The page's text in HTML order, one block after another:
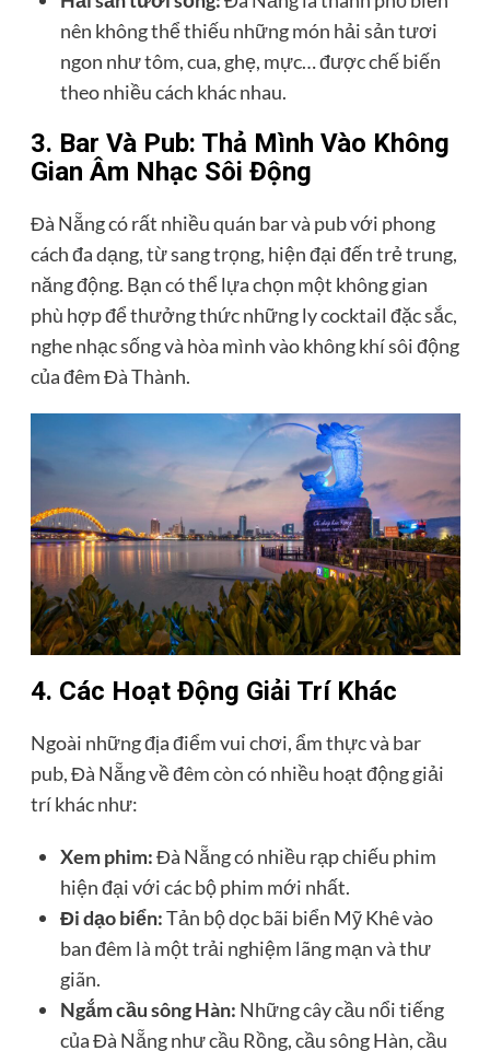
nên không thể thiếu những món hải sản tươi
ngon như tôm, cua, ghẹ, mực… được chế biến
theo nhiều cách khác nhau.
3. Bar Và Pub: Thả Mình Vào Không
Gian Âm Nhạc Sôi Động
Đà Nẵng có rất nhiều quán bar và pub với phong
cách đa dạng, từ sang trọng, hiện đại đến trẻ trung,
năng động. Bạn có thể lựa chọn một không gian
phù hợp để thưởng thức những ly cocktail đặc sắc,
nghe nhạc sống và hòa mình vào không khí sôi động
của đêm Đà Thành.
4. Các Hoạt Động Giải Trí Khác
Ngoài những địa điểm vui chơi, ẩm thực và bar
pub, Đà Nẵng về đêm còn có nhiều hoạt động giải
trí khác như:
Xem phim:Đà Nẵng có nhiều rạp chiếu phim
hiện đại với các bộ phim mới nhất.
Đi dạo biển:Tản bộ dọc bãi biển Mỹ Khê vào
ban đêm là một trải nghiệm lãng mạn và thư
giãn.
Ngắm cầu sông Hàn: Những cây cầu nổi tiếng
của Đà Nẵng như cầu Rồng, cầu sông Hàn, cầu